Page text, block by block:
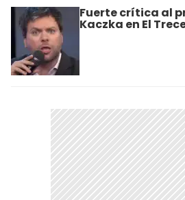
Fuerte crítica al
Kaczka en El